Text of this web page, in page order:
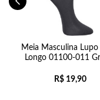
Meia Masculina Lupo
Longo 01100-011
R$ 19,90